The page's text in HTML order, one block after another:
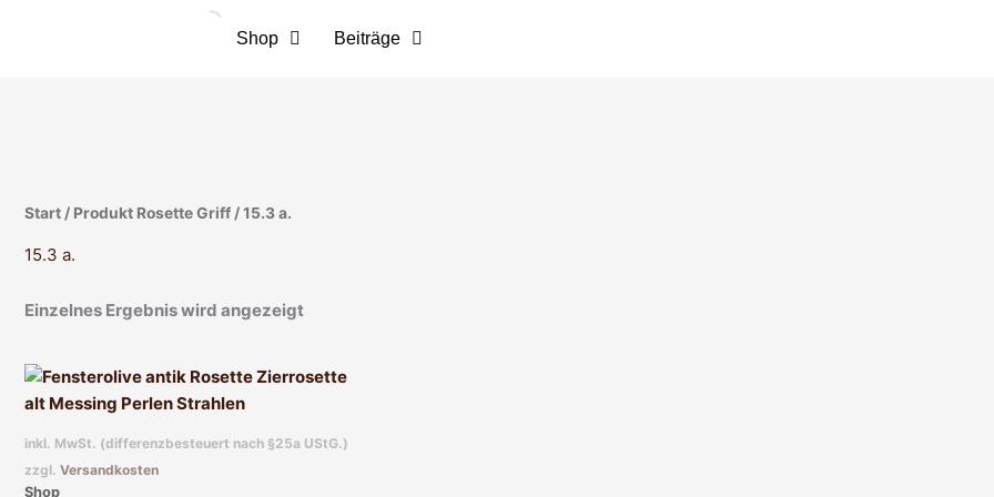
Shop Beiträge
Start / Produkt Rosette Griff / 15.3 a.
15.3 a.
Einzelnes Ergebnis wird angezeigt
inkl. MwSt. (differenzbesteuert nach §25a UStG.)
zzgl. Versandkosten
Shop
Dieses
Produkt
Varianten